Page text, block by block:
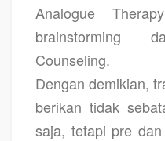
Analogue
brainstorming
Counseling.
Dengan demikian,
berikan tidak
saja, tetapi pre